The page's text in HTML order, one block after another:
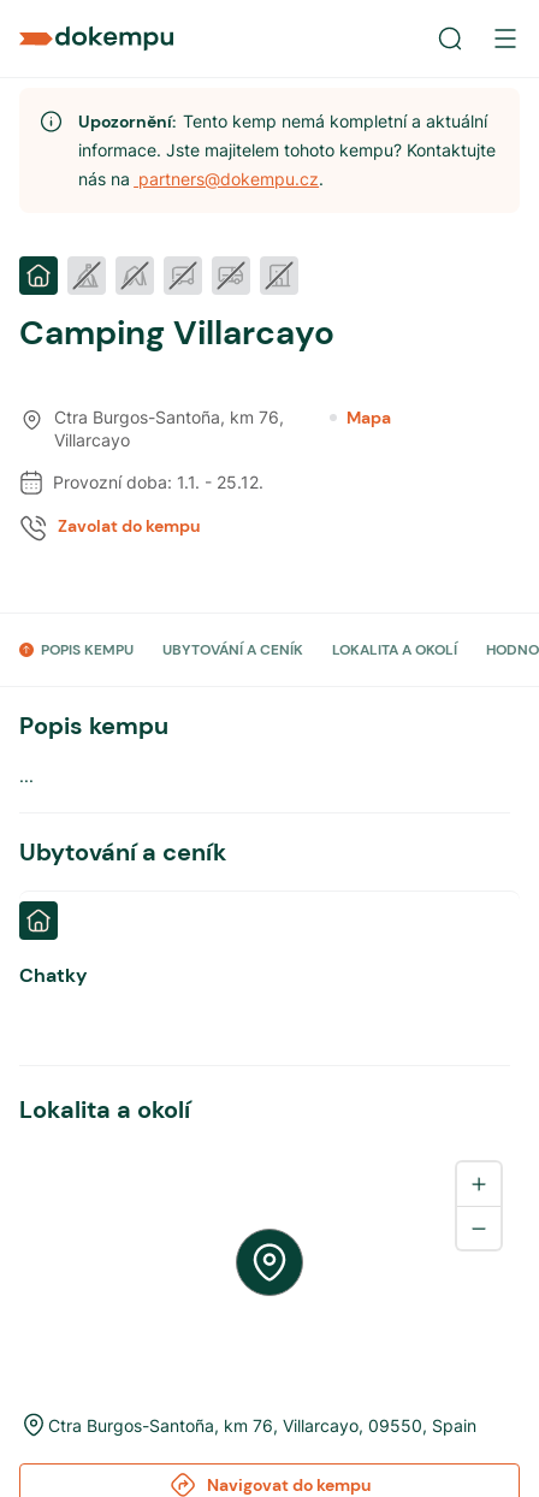
Upozornění:Tento kemp nemá kompletní a aktuální
informace. Jste majitelem tohoto kempu? Kontaktujte
nás na partners@dokempu.cz.
Camping Villarcayo
Ctra Burgos-Santoña, km 76,
Villarcayo
Mapa
Provozní doba: 1.1. - 25.12.
Zavolat do kempu
POPIS KEMPU UBYTOVÁNÍ A CENÍK LOKALITA A OKOLÍ
Popis kempu
...
Ubytování a ceník
Chatky
Lokalita a okolí
Ctra Burgos-Santoña, km 76, Villarcayo, 09550, Spain
Navigovat do kempu